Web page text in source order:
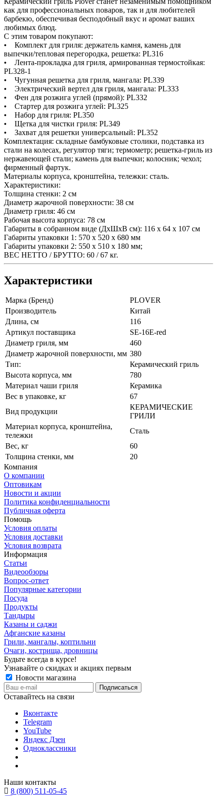
как для профессиональных поваров, так и для любителей
барбекю, обеспечивая бесподобный вкус и аромат ваших
любимых блюд.
С этим товаром покупают:
• Комплект для гриля: держатель камня, камень для
выпечки/тепловая перегородка, решетка: PL316
• Лента-прокладка для гриля, армированная термостойкая:
PL328-1
• Чугунная решетка для гриля, мангала: PL339
• Электрический вертел для гриля, мангала: PL333
• Фен для розжига углей (прямой): PL332
• Стартер для розжига углей: PL325
• Набор для гриля: PL350
• Щетка для чистки гриля: PL349
• Захват для решетки универсальный: PL352
Комплектация: складные бамбуковые столики, подставка из
стали на колесах, регулятор тяги; термометр; решетка-гриль из
нержавеющей стали; камень для выпечки; колосник; чехол;
фирменный фартук.
Материалы корпуса, кронштейна, тележки: сталь.
Характеристики:
Толщина стенки: 2 см
Диаметр жарочной поверхности: 38 см
Диаметр гриля: 46 см
Рабочая высота корпуса: 78 см
Габариты в собранном виде (ДхШхВ см): 116 х 64 х 107 см
Габариты упаковки 1: 570 x 520 x 680 мм
Габариты упаковки 2: 550 x 510 x 180 мм;
ВЕС НЕТТО / БРУТТО: 60 / 67 кг.
Характеристики
Марка (Бренд)
PLOVER
Производитель
Китай
Длина, см
116
Артикул поставщика
SE-16E-red
Диаметр гриля, мм
460
Диаметр жарочной поверхности, мм 380
Тип:
Керамический гриль
Высота корпуса, мм
780
Материал чаши гриля
Керамика
Вес в упаковке, кг
67
Вид продукции
КЕРАМИЧЕСКИЕ
ГРИЛИ
Материал корпуса, кронштейна,
тележки
Сталь
Вес, кг
60
Толщина стенки, мм
20
Компания
О компании
Оптовикам
Новости и акции
Политика конфиденциальности
Публичная оферта
Помощь
Условия оплаты
Условия доставки
Условия возврата
Информация
Статьи
Видеообзоры
Вопрос-ответ
Популярные категории
Посуда
Продукты
Тандыры
Казаны и саджи
Афганские казаны
Грили, мангалы, коптильни
Очаги, кострища, дровницы
Будьте всегда в курсе!
Узнавайте о скидках и акциях первым
Новости магазина
Оставайтесь на связи
Вконтакте
Telegram
YouTube
Яндекс Дзен
Одноклассники
Наши контакты
8 (800) 511-05-45